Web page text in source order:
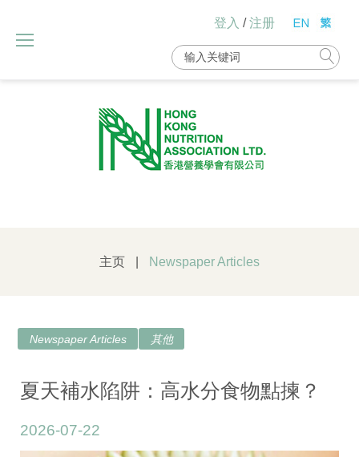
content
登入 /注册
Search
for:
主页 Newspaper Articles
分
Newspaper
Newspaper Articles 其他
夏天補水陷阱：高水分食物點揀？
2026-07-22